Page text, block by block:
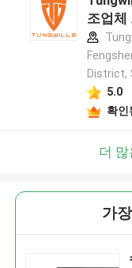
조업체
District,
5.0
확인
더
가